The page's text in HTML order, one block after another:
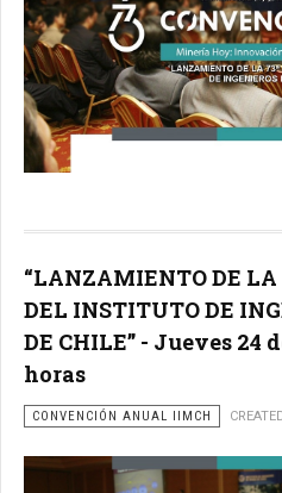
“LANZAMIENTO DE LA
DEL INSTITUTO DE
DE CHILE” - Jueves 24
horas
CONVENCIÓN ANUAL IIMCH